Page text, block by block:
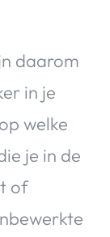
daarom
in je
welke
je in de
of